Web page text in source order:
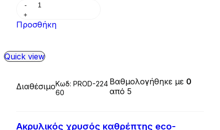
Προσθήκη
Quick view
ΔιαθέσιμοΚωδ: PROD-224
60
Βαθμολογήθηκε με 0
από 5
Ακρυλικός χρυσός καθρέπτης eco-